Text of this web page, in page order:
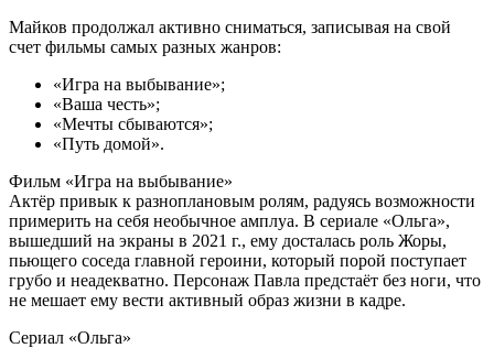
Майков продолжал активно сниматься, записывая на свой
счет фильмы самых разных жанров:
«Игра на выбывание»;
«Ваша честь»;
«Мечты сбываются»;
«Путь домой».
Фильм «Игра на выбывание»
Актёр привык к разноплановым ролям, радуясь возможности
примерить на себя необычное амплуа. В сериале «Ольга»,
вышедший на экраны в 2021 г., ему досталась роль Жоры,
пьющего соседа главной героини, который порой поступает
грубо и неадекватно. Персонаж Павла предстаёт без ноги, что
не мешает ему вести активный образ жизни в кадре.
Сериал «Ольга»